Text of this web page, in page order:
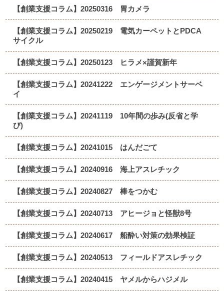
【創業支援コラム】20250316 胃カメラ
【創業支援コラム】20250219 電気カーペットとPDCA
サイクル
【創業支援コラム】20250123 ヒラメ×謹賀新年
【創業支援コラム】20241222 エンゲージメントサーベ
イ
【創業支援コラム】20241119 10年間の歩み(反省と学
び)
【創業支援コラム】20241015 はんだごて
【創業支援コラム】20240916 海上アスレチック
【創業支援コラム】20240827 棒をつかむ
【創業支援コラム】20240713 アヒージョと怪獣8号
【創業支援コラム】20240617 船酔い対策の効果検証
【創業支援コラム】20240513 フィールドアスレチック
【創業支援コラム】20240415 ヤメルからハジメル